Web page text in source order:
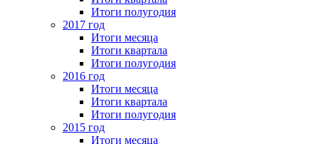
Итоги полугодия
2017 год
Итоги месяца
Итоги квартала
Итоги полугодия
2016 год
Итоги месяца
Итоги квартала
Итоги полугодия
2015 год
Итоги месяца